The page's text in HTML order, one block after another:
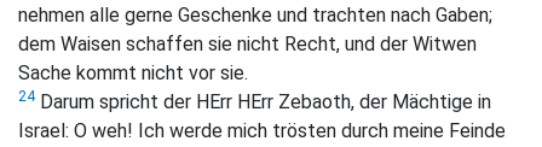
nehmen alle gerne Geschenke und trachten nach Gaben;
dem Waisen schaffen sie nicht Recht, und der Witwen
Sache kommt nicht vor sie.
24Darum spricht der HErr HErr Zebaoth, der Mächtige in
Israel: O weh! Ich werde mich trösten durch meine Feinde